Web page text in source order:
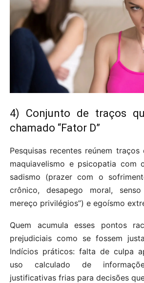
4) Conjunto de traços
chamado “Fator D”
Pesquisas recentes reúnem traços
maquiavelismo e psicopatia com
sadismo (prazer com o
crônico, desapego moral,
mereço privilégios”) e egoísmo
Quem acumula esses pontos
prejudiciais como se fossem
Indícios práticos: falta de culpa
uso calculado de
justificativas frias para decisões